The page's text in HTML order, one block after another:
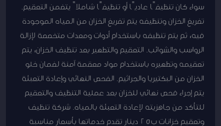
سواء كان تنظيفًا عاديًا أو تنظيفًا شاملاً يتضمن التعقيم.
تفريغ الخزان وتنظيفه يتم تفريغ الخزان من المياه الموجودة
فيه، ثم يتم تنظيفه باستخدام أدوات ومعدات متخصصة لإزالة
الرواسب والشوائب. التعقيم والتطهير بعد تنظيف الخزان، يتم
تعقيمه وتطهيره باستخدام مواد معقمة آمنة لضمان خلو
الخزان من البكتيريا والجراثيم. الفحص النهائي وإعادة التعبئة
يتم إجراء فحص نهائي للخزان بعد عملية التنظيف والتعقيم
للتأكد من جاهزيته لإعادة التعبئة بالمياه. شركة تنظيف
وتعقيم خزانات ب25 دينار تقدم خدماتها بأسعار مناسبة